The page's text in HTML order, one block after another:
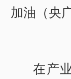
加油（央
在产